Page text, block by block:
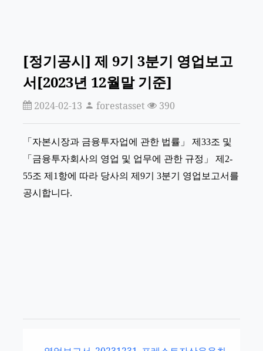
[정기공시] 제 9기 3분기 영업보고
서[2023년 12월말 기준]
2024-02-13 forestasset 390
「자본시장과 금융투자업에 관한 법률」 제33조 및
「금융투자회사의 영업 및 업무에 관한 규정」 제2-
55조 제1항에 따라 당사의 제9기 3분기 영업보고서를
공시합니다.